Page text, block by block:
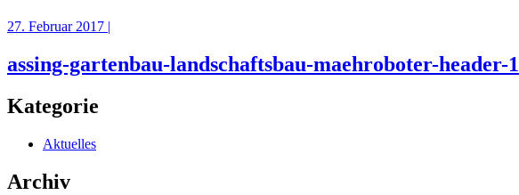
27. Februar 2017 |
assing-gartenbau-landschaftsbau-maehroboter-header-1
Kategorie
Aktuelles
Archiv